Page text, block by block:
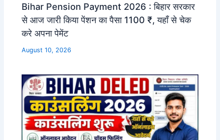
Bihar Pension Payment 2026 : बिहार सरकार
से आज जारी किया पेंशन का पैसा 1100 ₹, यहाँ से चेक
करे अपना पेमेंट
August 10, 2026